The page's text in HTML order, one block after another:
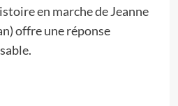
en marche de Jeanne
offre une réponse